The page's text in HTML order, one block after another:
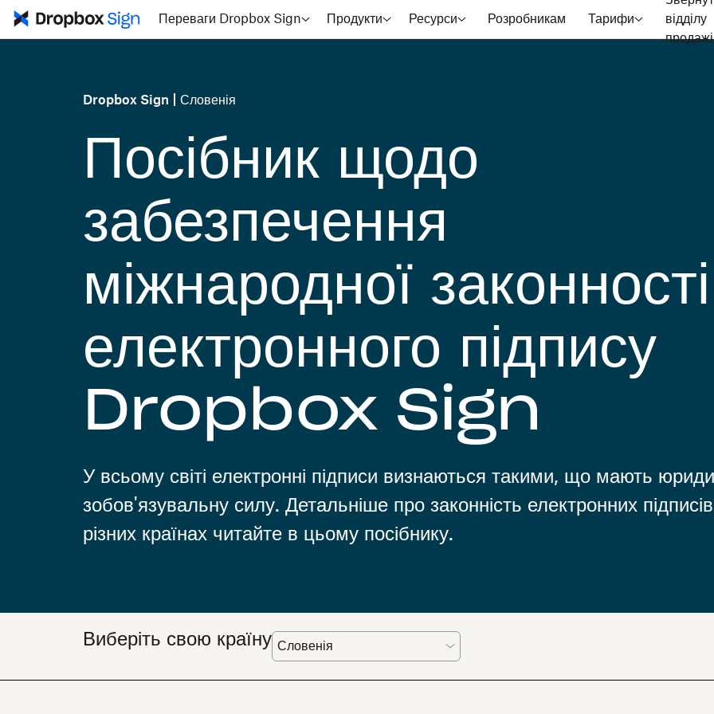
Переваги Dropbox Sign Продукти Ресурси Розробникам Тарифи
відділу
Dropbox Sign Словенія
Посібник щодо
забезпечення
міжнародної законності
електронного підпису
Dropbox Sign
У всьому світі електронні підписи визнаються такими, що мають
зобов'язувальну силу. Детальніше про законність електронних
різних країнах читайте в цьому посібнику.
Виберіть свою країну